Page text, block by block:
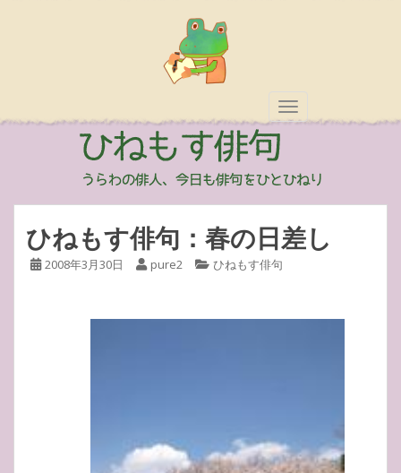
TOGGLE
ひねもす俳句：春の日差し
2008年3月30日 pure2 ひねもす俳句